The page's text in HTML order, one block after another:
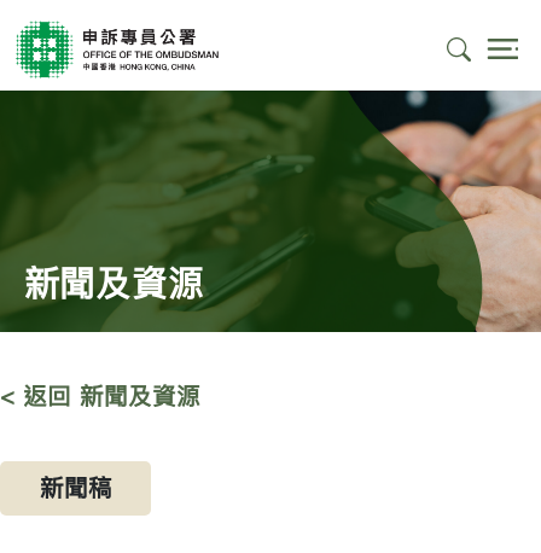
新聞及資源
< 返回 新聞及資源
新聞稿